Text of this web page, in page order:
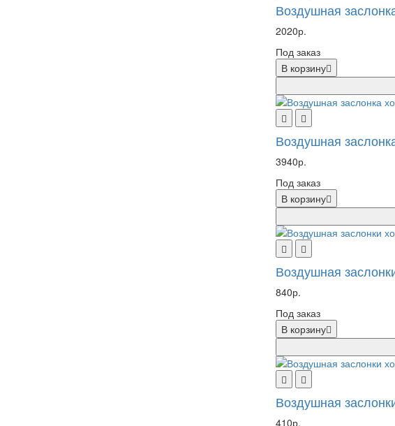
Воздушная
2020р.
Под заказ
В корзину
Воздушная
3940р.
Под заказ
В корзину
Воздушная
840р.
Под заказ
В корзину
Воздушная
410р.